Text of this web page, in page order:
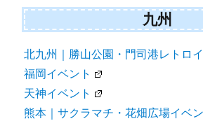
九州
北九州｜勝山公園・門司港レトロ
福岡イベント
天神イベント
熊本｜サクラマチ・花畑広場イベ